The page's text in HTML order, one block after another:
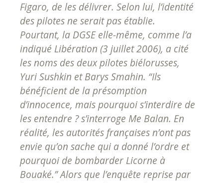
Figaro, de les délivrer. Selon lui, l’identité
des pilotes ne serait pas établie.
Pourtant, la DGSE elle-même, comme l’a
indiqué Libération (3 juillet 2006), a cité
les noms des deux pilotes biélorusses,
Yuri Sushkin et Barys Smahin. “Ils
bénéficient de la présomption
d’innocence, mais pourquoi s’interdire de
les entendre ? s’interroge Me Balan. En
réalité, les autorités françaises n’ont pas
envie qu’on sache qui a donné l’ordre et
pourquoi de bombarder Licorne à
Bouaké.” Alors que l’enquête reprise par